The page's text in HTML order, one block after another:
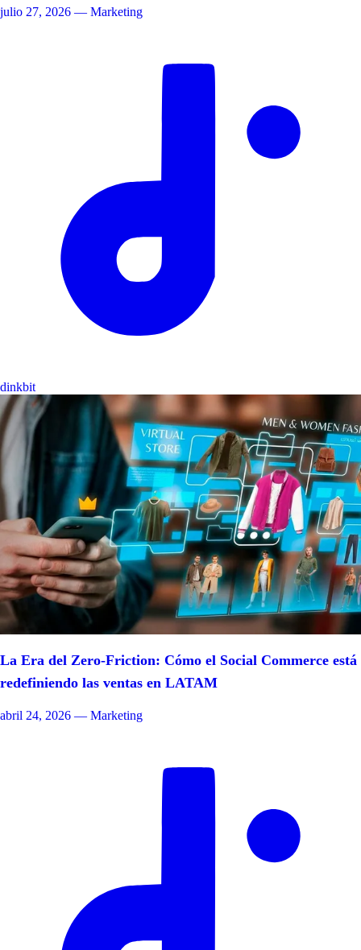
julio 27, 2026 — Marketing
dinkbit
La Era del Zero-Friction: Cómo el Social Commerce está
redefiniendo las ventas en LATAM
abril 24, 2026 — Marketing